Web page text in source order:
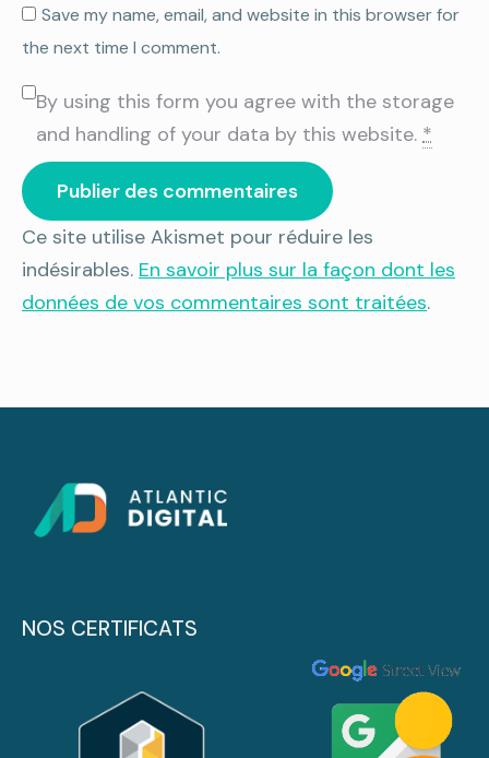
Save my name, email, and website in this browser for
the next time I comment.
By using this form you agree with the storage
and handling of your data by this website. *
Publier des commentaires
Ce site utilise Akismet pour réduire les
indésirables. En savoir plus sur la façon dont les
données de vos commentaires sont traitées.
NOS CERTIFICATS